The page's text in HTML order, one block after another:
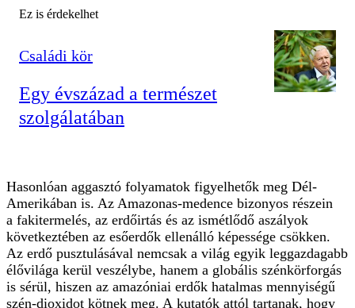
Ez is érdekelhet
Családi kör
Egy évszázad a természet
szolgálatában
Hasonlóan aggasztó folyamatok figyelhetők meg Dél-
Amerikában is. Az Amazonas-medence bizonyos részein
a fakitermelés, az erdőirtás és az ismétlődő aszályok
következtében az esőerdők ellenálló képessége csökken.
Az erdő pusztulásával nemcsak a világ egyik leggazdagabb
élővilága kerül veszélybe, hanem a globális szénkörforgás
is sérül, hiszen az amazóniai erdők hatalmas mennyiségű
szén-dioxidot kötnek meg. A kutatók attól tartanak, hogy